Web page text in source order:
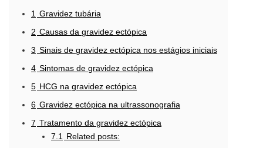
1 Gravidez tubária
2 Causas da gravidez ectópica
3 Sinais de gravidez ectópica nos estágios iniciais
4 Sintomas de gravidez ectópica
5 HCG na gravidez ectópica
6 Gravidez ectópica na ultrassonografia
7 Tratamento da gravidez ectópica
7.1
Related posts: